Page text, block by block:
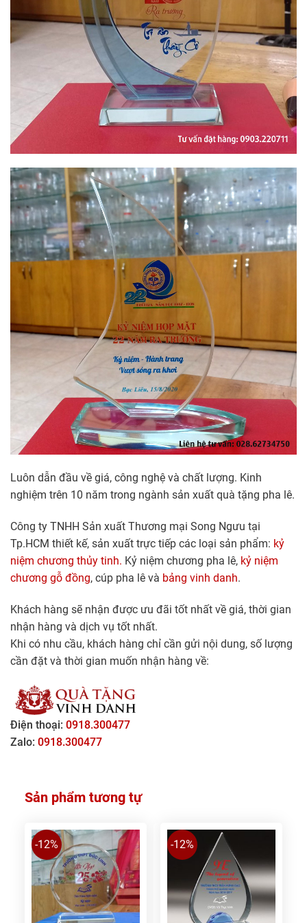
Luôn dẫn đầu về giá, công nghệ và chất lượng. Kinh
nghiệm trên 10 năm trong ngành sản xuất quà tặng pha lê.
Công ty TNHH Sản xuất Thương mại Song Ngưu tại
Tp.HCM thiết kế, sản xuất trực tiếp các loại sản phẩm: kỷ
niệm chương thủy tinh. Kỷ niệm chương pha lê, kỷ niệm
chương gỗ đồng, cúp pha lê và bảng vinh danh.
Khách hàng sẽ nhận được ưu đãi tốt nhất về giá, thời gian
nhận hàng và dịch vụ tốt nhất.
Khi có nhu cầu, khách hàng chỉ cần gửi nội dung, số lượng
cần đặt và thời gian muốn nhận hàng về:
Điện thoại: 0918.300477
Zalo: 0918.300477
Sản phẩm tương tự
-12% -12%